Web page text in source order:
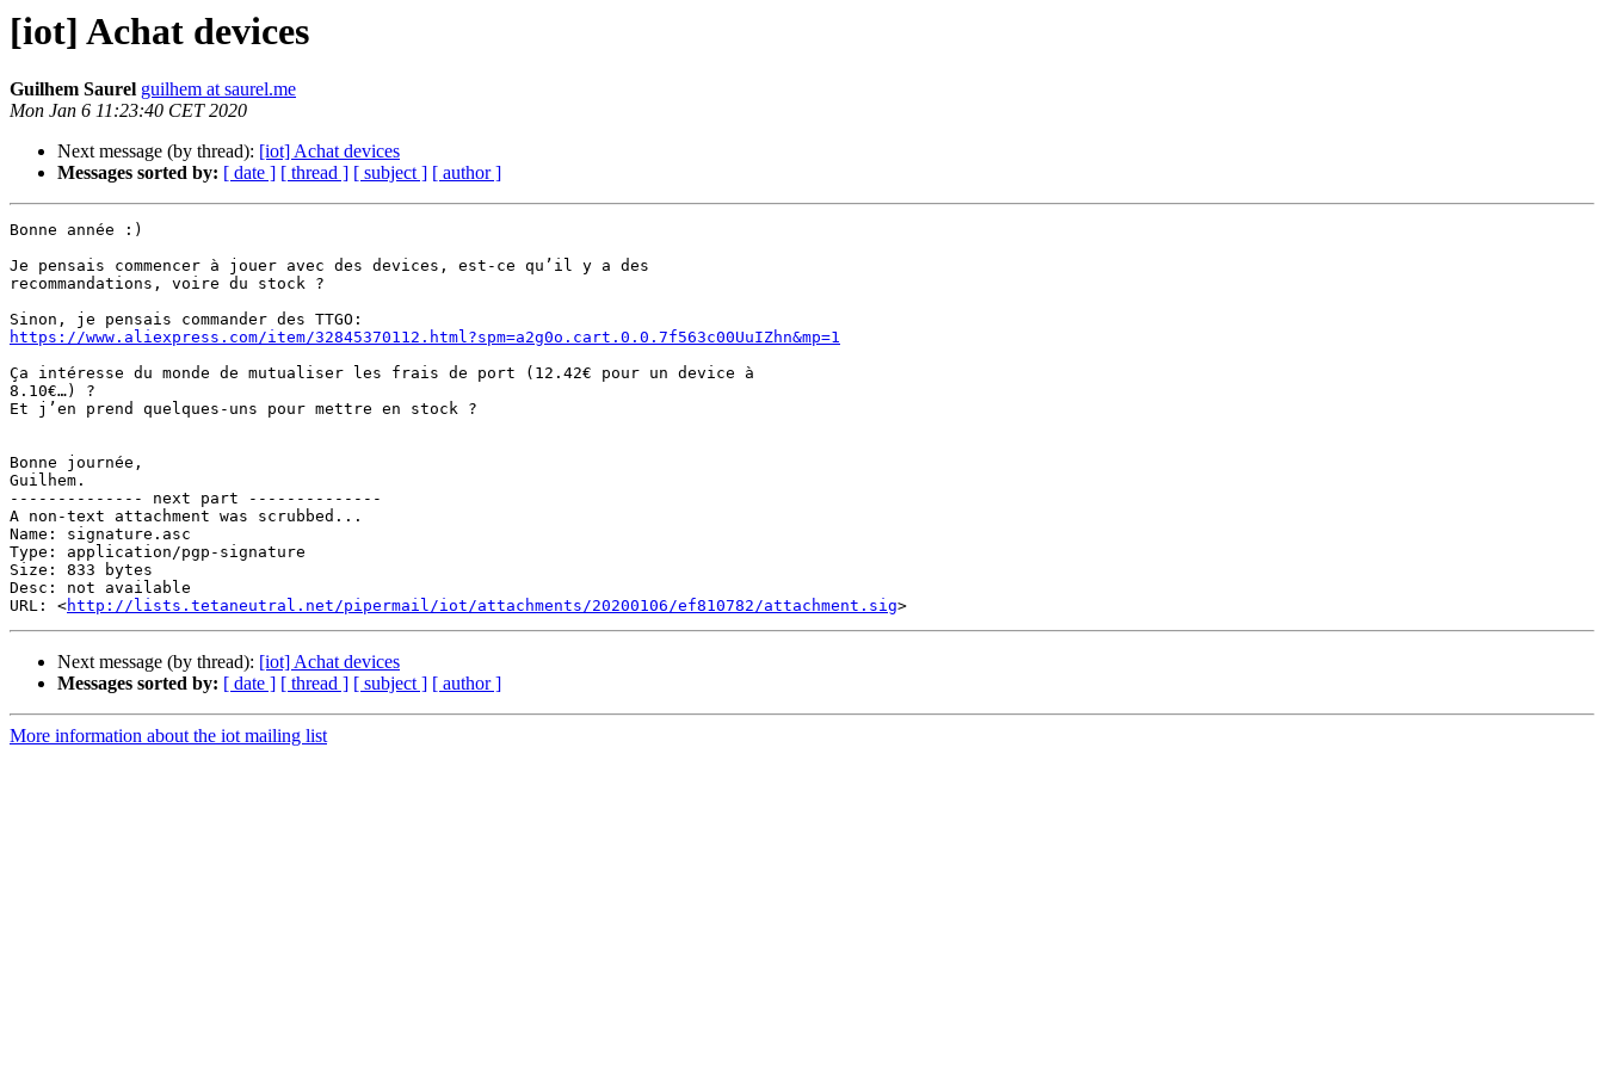
[iot] Achat devices
Guilhem Saurel guilhem at saurel.me
Mon Jan 6 11:23:40 CET 2020
Next message (by thread): [iot] Achat devices
Messages sorted by: [ date ] [ thread ] [ subject ] [ author ]
Bonne année :)
Je pensais commencer à jouer avec des devices, est-ce qu’il y a des
recommandations, voire du stock ?
https://www.aliexpress.com/item/32845370112.html?spm=a2g0o.cart.0.0.7f563c00UuIZhn&mp=1
Ça intéresse du monde de mutualiser les frais de port (12.42€ pour un device à
8.10€…) ?
Et j’en prend quelques-uns pour mettre en stock ?
Bonne journée,
Guilhem.
-------------- next part --------------
A non-text attachment was scrubbed...
Name: signature.asc
Type: application/pgp-signature
Size: 833 bytes
Desc: not available
URL: <http://lists.tetaneutral.net/pipermail/iot/attachments/20200106/ef810782/attachment.sig
Next message (by thread): [iot] Achat devices
Messages sorted by: [ date ] [ thread ] [ subject ] [ author ]
More information about the iot mailing list